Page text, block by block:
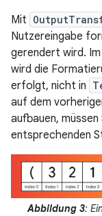
Mit
Nutzereingabe
gerendert wird.
wird die
erfolgt, nicht in
auf dem
aufbauen,
entsprechenden
Abbildung 3: